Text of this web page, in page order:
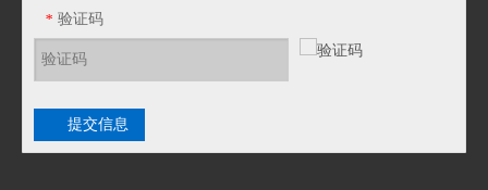
* 验证码
提交信息